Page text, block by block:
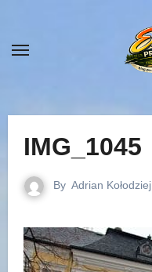
content
IMG_1045
By Adrian Kołodziej